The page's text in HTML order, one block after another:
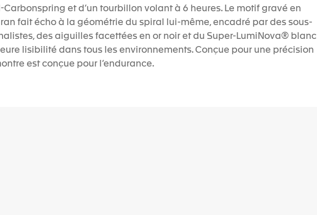
Carbonspring et d’un tourbillon volant à 6 heures. Le motif gravé en
fait écho à la géométrie du spiral lui-même, encadré par des sous-
des aiguilles facettées en or noir et du Super-LumiNova® blanc
lisibilité dans tous les environnements. Conçue pour une précision
est conçue pour l’endurance.